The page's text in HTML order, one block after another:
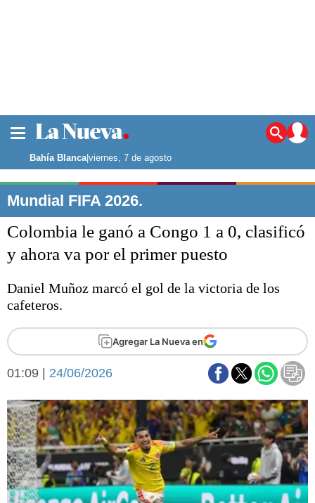
Noticias
La ciudad
Punta Alta
El país
El mundo
Seguridad
Deportes
Escenario Olímpico
Fútbol
Cines
Economía y campo
Economía y finanzas
Con el campo
Espacio empresas
Sociedad y tiempo
libre
Sociedad
Tecnología
Bahía Blanca|viernes, 7 de agosto
Mundial FIFA 2026.
Colombia le ganó a Congo 1 a 0, clasificó
y ahora va por el primer puesto
Daniel Muñoz marcó el gol de la victoria de los
cafeteros.
Agregar La Nueva en
01:09 | 24/06/2026